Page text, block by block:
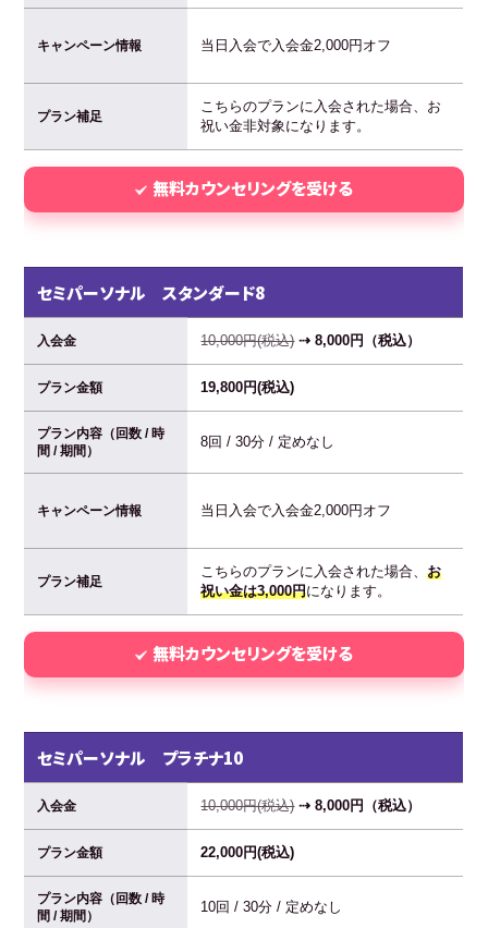
キャンペーン情報 当日入会で入会金2,000円オフ
プラン補足
こちらのプランに入会された場合、お
祝い金非対象になります。
無料カウンセリングを受ける
セミパーソナル スタンダード8
入会金 10,000円(税込)⇢ 8,000円（税込）
プラン金額 19,800円(税込)
プラン内容（回数 / 時
間 / 期間）
8回 / 30分 / 定めなし
キャンペーン情報 当日入会で入会金2,000円オフ
プラン補足
こちらのプランに入会された場合、お
祝い金は3,000円になります。
無料カウンセリングを受ける
セミパーソナル プラチナ10
入会金 10,000円(税込)⇢ 8,000円（税込）
プラン金額 22,000円(税込)
プラン内容（回数 / 時
間 / 期間）
10回 / 30分 / 定めなし